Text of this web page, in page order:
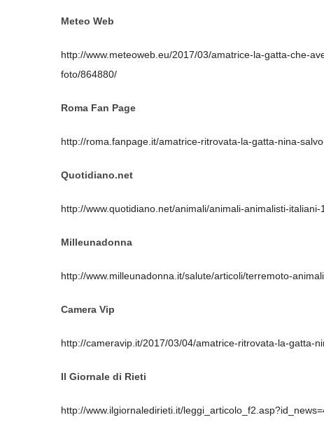
Meteo Web
http://www.meteoweb.eu/2017/03/amatrice-la-gatta-che-
foto/864880/
Roma Fan Page
http://roma.fanpage.it/amatrice-ritrovata-la-gatta-nina-
Quotidiano.net
http://www.quotidiano.net/animali/animali-animalisti-italiani-
Milleunadonna
http://www.milleunadonna.it/salute/articoli/terremoto-
Camera Vip
http://cameravip.it/2017/03/04/amatrice-ritrovata-la-gatta-
Il Giornale di Rieti
http://www.ilgiornaledirieti.it/